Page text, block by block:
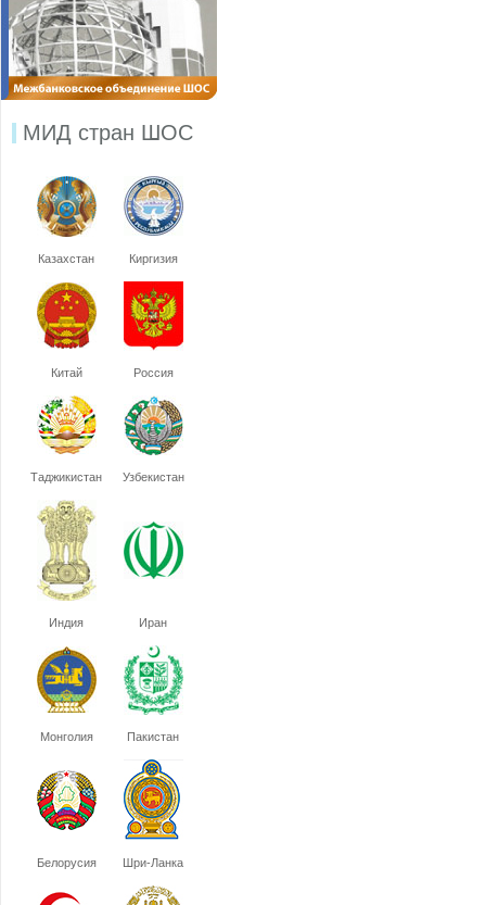
МИД стран ШОС
Казахстан Киргизия
Китай Россия
Таджикистан Узбекистан
Индия Иран
Монголия Пакистан
Белорусия Шри-Ланка